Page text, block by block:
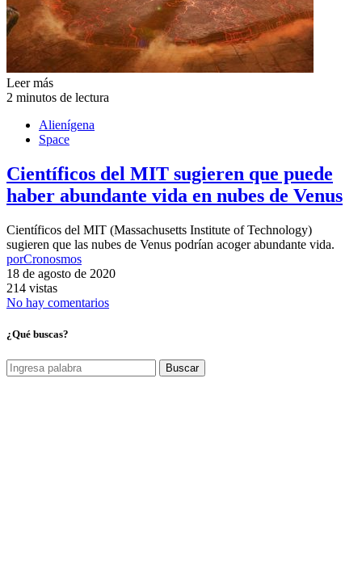
Leer más
2 minutos de lectura
Alienígena
Space
Científicos del MIT sugieren que puede
haber abundante vida en nubes de Venus
Científicos del MIT (Massachusetts Institute of Technology)
sugieren que las nubes de Venus podrían acoger abundante vida.
porCronosmos
18 de agosto de 2020
214 vistas
No hay comentarios
¿Qué buscas?
Buscar